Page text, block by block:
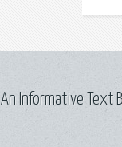
An Informative Text